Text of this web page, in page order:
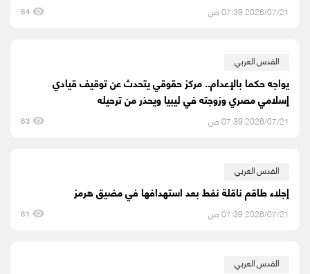
2026/07/21 07:39 ص 84
القدس العربي
يواجه حكما بالإعدام.. مركز حقوقي يتحدث عن توقيف قيادي
إسلامي مصري وزوجته في ليبيا ويحذر من ترحيله
2026/07/21 07:39 ص 83
القدس العربي
إجلاء طاقم ناقلة نفط بعد استهدافها في مضيق هرمز
2026/07/21 07:39 ص 81
القدس العربي